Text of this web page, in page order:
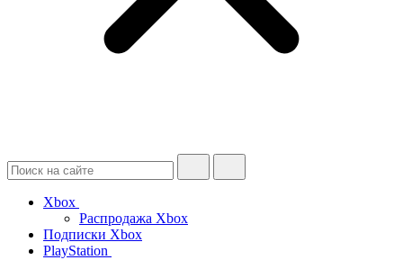
Xbox
Распродажа Xbox
Подписки Xbox
PlayStation